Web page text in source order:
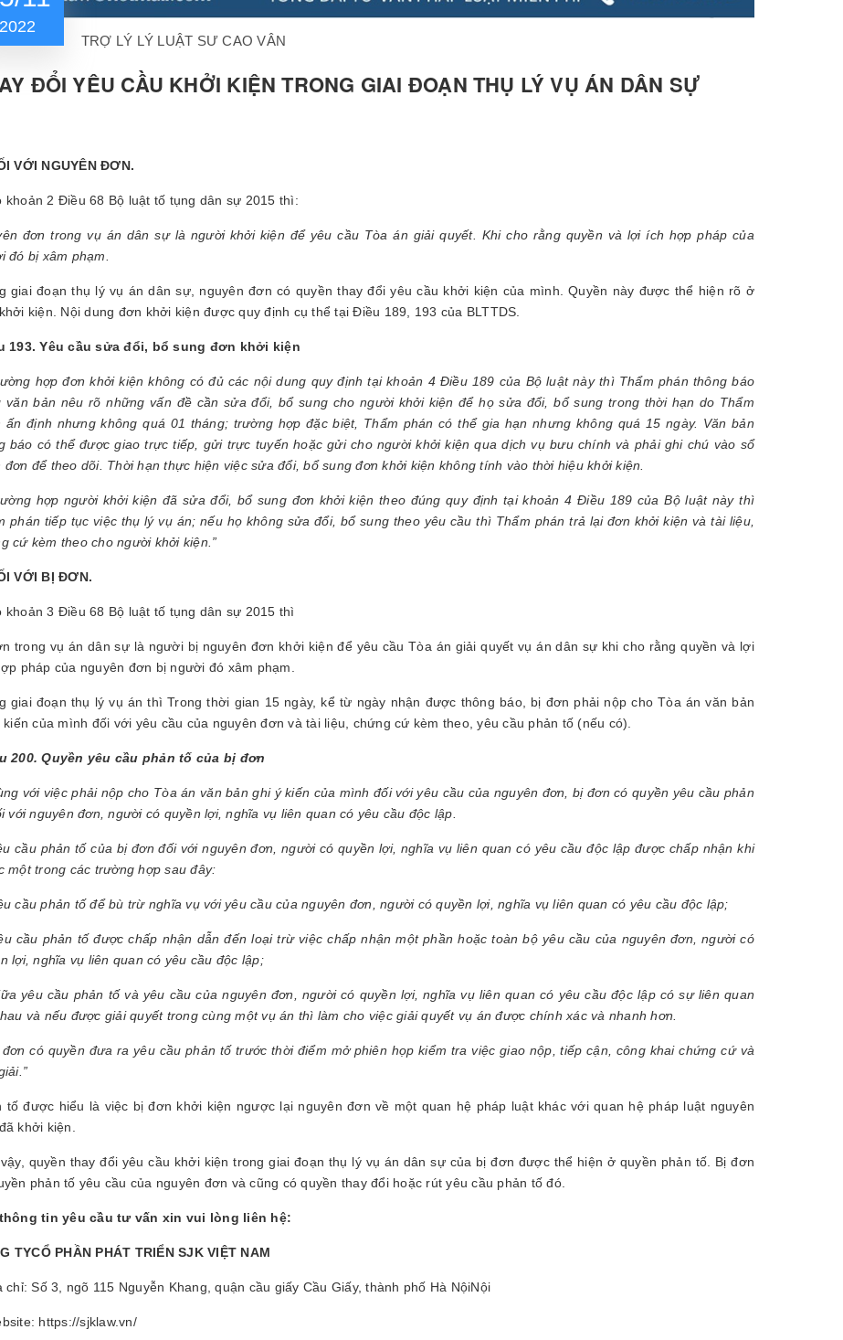
2022
TRỢ LÝ LÝ LUẬT SƯ CAO VÂN
ĐỔI YÊU CẦU KHỞI KIỆN TRONG GIAI ĐOẠN THỤ LÝ VỤ ÁN DÂN SỰ
VỚI NGUYÊN ĐƠN.
khoản 2 Điều 68 Bộ luật tố tụng dân sự 2015 thì:
đơn trong vụ án dân sự là người khởi kiện để yêu cầu Tòa án giải quyết. Khi cho rằng quyền và lợi ích hợp pháp của
đó bị xâm phạm.
giai đoạn thụ lý vụ án dân sự, nguyên đơn có quyền thay đổi yêu cầu khởi kiện của mình. Quyền này được thể hiện rõ ở
kiện. Nội dung đơn khởi kiện được quy định cụ thể tại Điều 189, 193 của BLTTDS.
193. Yêu cầu sửa đổi, bổ sung đơn khởi kiện
hợp đơn khởi kiện không có đủ các nội dung quy định tại khoản 4 Điều 189 của Bộ luật này thì Thẩm phán thông báo
văn bản nêu rõ những vấn đề cần sửa đổi, bổ sung cho người khởi kiện để họ sửa đổi, bổ sung trong thời hạn do Thẩm
ấn định nhưng không quá 01 tháng; trường hợp đặc biệt, Thẩm phán có thể gia hạn nhưng không quá 15 ngày. Văn bản
báo có thể được giao trực tiếp, gửi trực tuyến hoặc gửi cho người khởi kiện qua dịch vụ bưu chính và phải ghi chú vào sổ
đơn để theo dõi. Thời hạn thực hiện việc sửa đổi, bổ sung đơn khởi kiện không tính vào thời hiệu khởi kiện.
hợp người khởi kiện đã sửa đổi, bổ sung đơn khởi kiện theo đúng quy định tại khoản 4 Điều 189 của Bộ luật này thì
phán tiếp tục việc thụ lý vụ án; nếu họ không sửa đổi, bổ sung theo yêu cầu thì Thẩm phán trả lại đơn khởi kiện và tài liệu,
cứ kèm theo cho người khởi kiện.”
VỚI BỊ ĐƠN.
khoản 3 Điều 68 Bộ luật tố tụng dân sự 2015 thì
trong vụ án dân sự là người bị nguyên đơn khởi kiện để yêu cầu Tòa án giải quyết vụ án dân sự khi cho rằng quyền và lợi
pháp của nguyên đơn bị người đó xâm phạm.
giai đoạn thụ lý vụ án thì Trong thời gian 15 ngày, kể từ ngày nhận được thông báo, bị đơn phải nộp cho Tòa án văn bản
kiến của mình đối với yêu cầu của nguyên đơn và tài liệu, chứng cứ kèm theo, yêu cầu phản tố (nếu có).
200. Quyền yêu cầu phản tố của bị đơn
với việc phải nộp cho Tòa án văn bản ghi ý kiến của mình đối với yêu cầu của nguyên đơn, bị đơn có quyền yêu cầu phản
với nguyên đơn, người có quyền lợi, nghĩa vụ liên quan có yêu cầu độc lập.
cầu phản tố của bị đơn đối với nguyên đơn, người có quyền lợi, nghĩa vụ liên quan có yêu cầu độc lập được chấp nhận khi
một trong các trường hợp sau đây:
cầu phản tố để bù trừ nghĩa vụ với yêu cầu của nguyên đơn, người có quyền lợi, nghĩa vụ liên quan có yêu cầu độc lập;
cầu phản tố được chấp nhận dẫn đến loại trừ việc chấp nhận một phần hoặc toàn bộ yêu cầu của nguyên đơn, người có
lợi, nghĩa vụ liên quan có yêu cầu độc lập;
yêu cầu phản tố và yêu cầu của nguyên đơn, người có quyền lợi, nghĩa vụ liên quan có yêu cầu độc lập có sự liên quan
và nếu được giải quyết trong cùng một vụ án thì làm cho việc giải quyết vụ án được chính xác và nhanh hơn.
đơn có quyền đưa ra yêu cầu phản tố trước thời điểm mở phiên họp kiểm tra việc giao nộp, tiếp cận, công khai chứng cứ và
tố được hiểu là việc bị đơn khởi kiện ngược lại nguyên đơn về một quan hệ pháp luật khác với quan hệ pháp luật nguyên
khởi kiện.
quyền thay đổi yêu cầu khởi kiện trong giai đoạn thụ lý vụ án dân sự của bị đơn được thể hiện ở quyền phản tố. Bị đơn
phản tố yêu cầu của nguyên đơn và cũng có quyền thay đổi hoặc rút yêu cầu phản tố đó.
tin yêu cầu tư vấn xin vui lòng liên hệ:
TYCỔ PHẦN PHÁT TRIỂN SJK VIỆT NAM
chỉ: Số 3, ngõ 115 Nguyễn Khang, quận cầu giấy Cầu Giấy, thành phố Hà NộiNội
https://sjklaw.vn/